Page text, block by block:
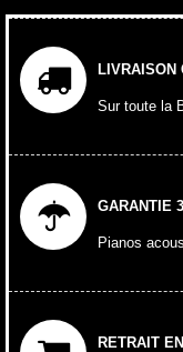
LIVRAISON
Sur toute la
GARANTIE
Pianos
RETRAIT